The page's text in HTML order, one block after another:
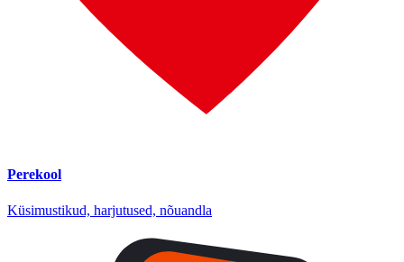
Perekool
Küsimustikud, harjutused, nõuandla